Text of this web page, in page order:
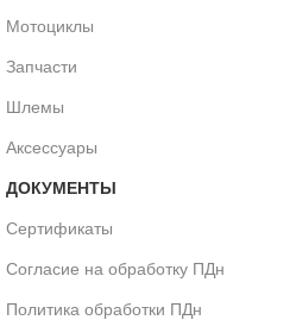
Мотоциклы
Запчасти
Шлемы
Аксессуары
ДОКУМЕНТЫ
Сертификаты
Согласие на обработку ПДн
Политика обработки ПДн